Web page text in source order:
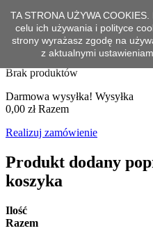
Kontakt z nami
Zadzwoń do nas teraz:+ 48 502
Koszyk 0 Produkt Produkty
Brak produktów
Darmowa wysyłka! Wysyłka
0,00 zł Razem
Realizuj zamówienie
Produkt dodany
koszyka
Ilość
Razem
TA STRONA UŻYWA
celu ich używania i polityce
strony wyrażasz zgodę na
z aktualnymi